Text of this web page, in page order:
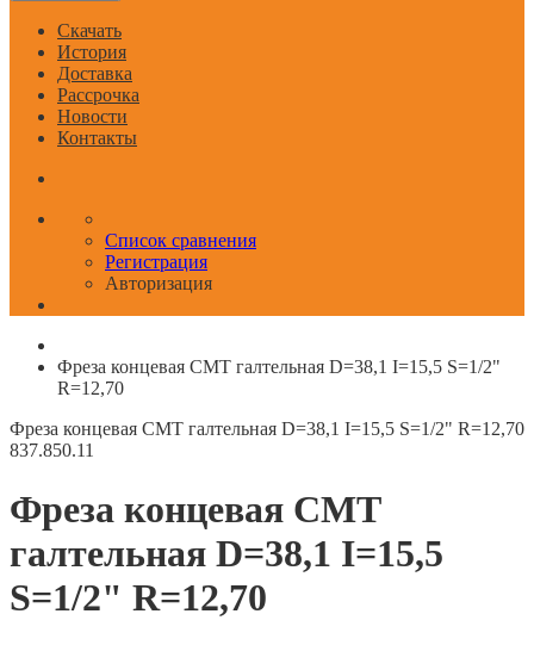
Скачать
История
Доставка
Рассрочка
Новости
Контакты
Список сравнения
Регистрация
Авторизация
Фреза концевая CMT галтельная D=38,1 I=15,5 S=1/2"
R=12,70
Фреза концевая CMT галтельная D=38,1 I=15,5 S=1/2" R=12,70
837.850.11
Фреза концевая CMT
галтельная D=38,1 I=15,5
S=1/2" R=12,70